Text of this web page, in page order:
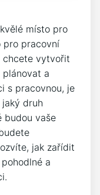
místo pro
pro pracovní
chcete vytvořit
a
s pracovnou, je
druh
budou vaše
jak zařídit
a